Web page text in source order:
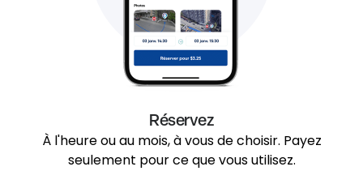
Réservez
À l'heure ou au mois, à vous de choisir. Payez
seulement pour ce que vous utilisez.